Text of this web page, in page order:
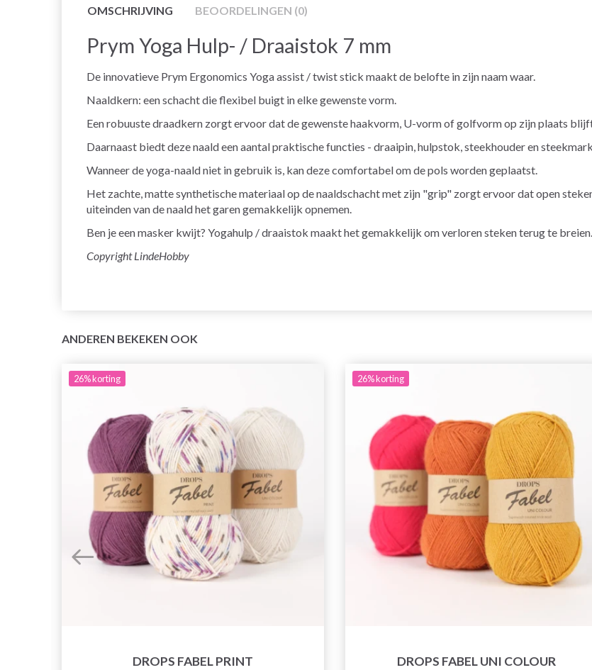
OMSCHRIJVING BEOORDELINGEN (0)
Prym Yoga Hulp- / Draaistok 7 mm
De innovatieve Prym Ergonomics Yoga assist / twist stick maakt de belofte in zijn naam waar.
Naaldkern: een schacht die flexibel buigt in elke gewenste vorm.
Een robuuste draadkern zorgt ervoor dat de gewenste haakvorm, U-vorm of golfvorm op zijn plaats
Daarnaast biedt deze naald een aantal praktische functies - draaipin, hulpstok, steekhouder en
Wanneer de yoga-naald niet in gebruik is, kan deze comfortabel om de pols worden geplaatst.
Het zachte, matte synthetische materiaal op de naaldschacht met zijn "grip" zorgt ervoor dat open
uiteinden van de naald het garen gemakkelijk opnemen.
Ben je een masker kwijt? Yogahulp / draaistok maakt het gemakkelijk om verloren steken terug te breien.
Copyright LindeHobby
ANDEREN BEKEKEN OOK
26%korting
DROPS FABEL PRINT
26%korting
DROPS FABEL UNI COLOUR